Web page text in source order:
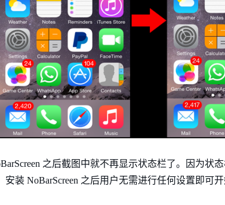
之后截图中就不再显示状态栏了。因为状
装 NoBarScreen 之后用户无需进行任何设置即可开